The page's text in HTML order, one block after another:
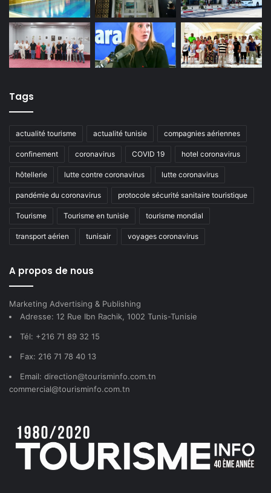
Tags
actualité tourisme actualité tunisie compagnies aériennes
confinement coronavirus COVID 19 hotel coronavirus
hôtellerie lutte contre coronavirus lutte coronavirus
pandémie du coronavirus protocole sécurité sanitaire touristique
Tourisme Tourisme en tunisie tourisme mondial
transport aérien tunisair voyages coronavirus
A propos de nous
Marketing Advertising & Publishing
Adresse: 12 Rue Ibn Rachik, 1002 Tunis-Tunisie
Tél: +216 71 89 32 15
Fax: 216 71 78 40 13
Email: direction@tourisminfo.com.tn
commercial@tourisminfo.com.tn